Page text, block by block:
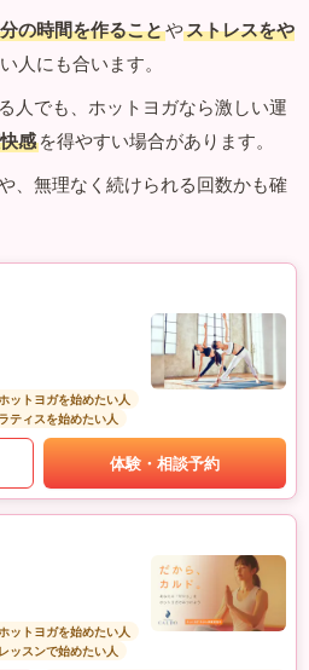
の時間を作ることやストレスをや
人にも合います。
人でも、ホットヨガなら激しい運
感 を得やすい場合があります。
、無理なく続けられる回数かも確
ットヨガを始めたい人
ティスを始めたい人
体験・相談予約
ットヨガを始めたい人
ッスンで始めたい人